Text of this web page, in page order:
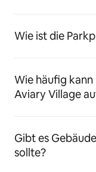
Wie ist die
Wie häufig
Aviary Village
Gibt es
sollte?